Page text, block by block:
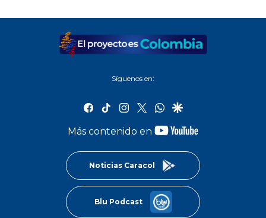
Síguenos en:
facebook
tiktokinstagram
twitterwhatsapp
google
Más contenido en
youtube-
Noticias Caracol
Blu Podcast